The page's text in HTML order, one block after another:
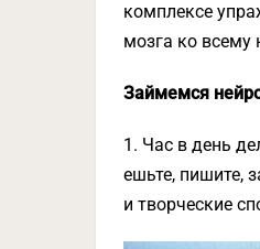
комплексе
мозга ко всему
Займемся
1. Час в день
ешьте, пишите,
и творческие